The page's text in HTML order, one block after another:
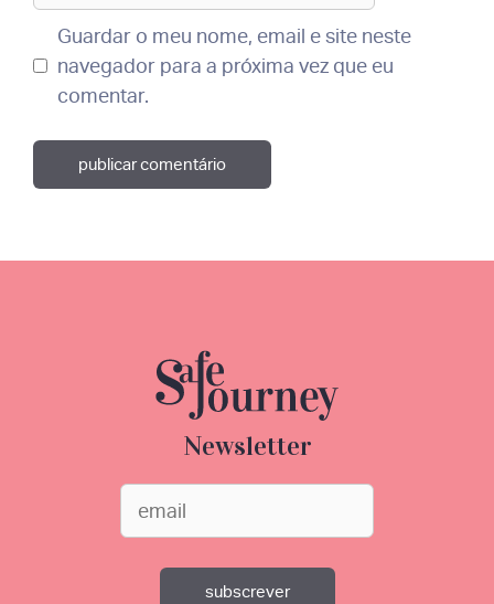
Guardar o meu nome, email e site neste
navegador para a próxima vez que eu
comentar.
Newsletter